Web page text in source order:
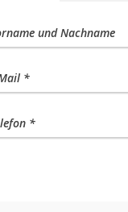
und Nachname
*
*